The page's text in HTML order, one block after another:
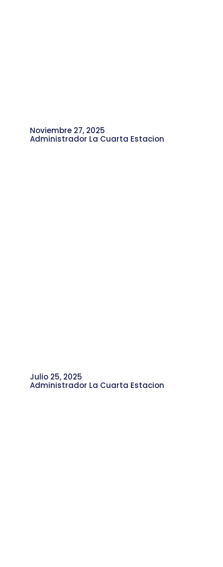
Noviembre 27, 2025
Administrador La Cuarta Estacion
Julio 25, 2025
Administrador La Cuarta Estacion